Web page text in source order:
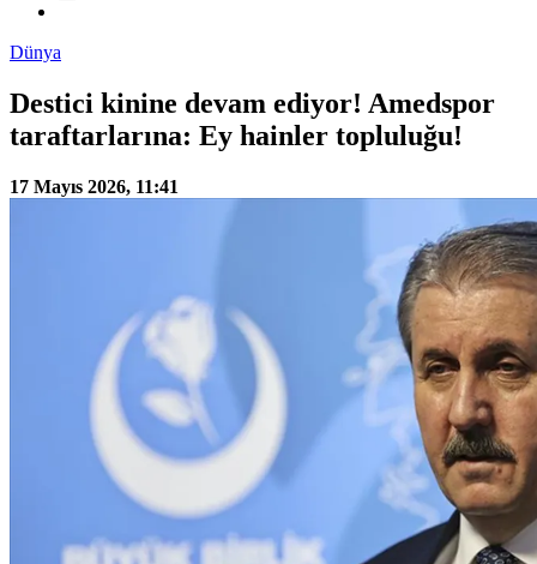
Dünya
Destici kinine devam ediyor! Amedspor
taraftarlarına: Ey hainler topluluğu!
17 Mayıs 2026, 11:41